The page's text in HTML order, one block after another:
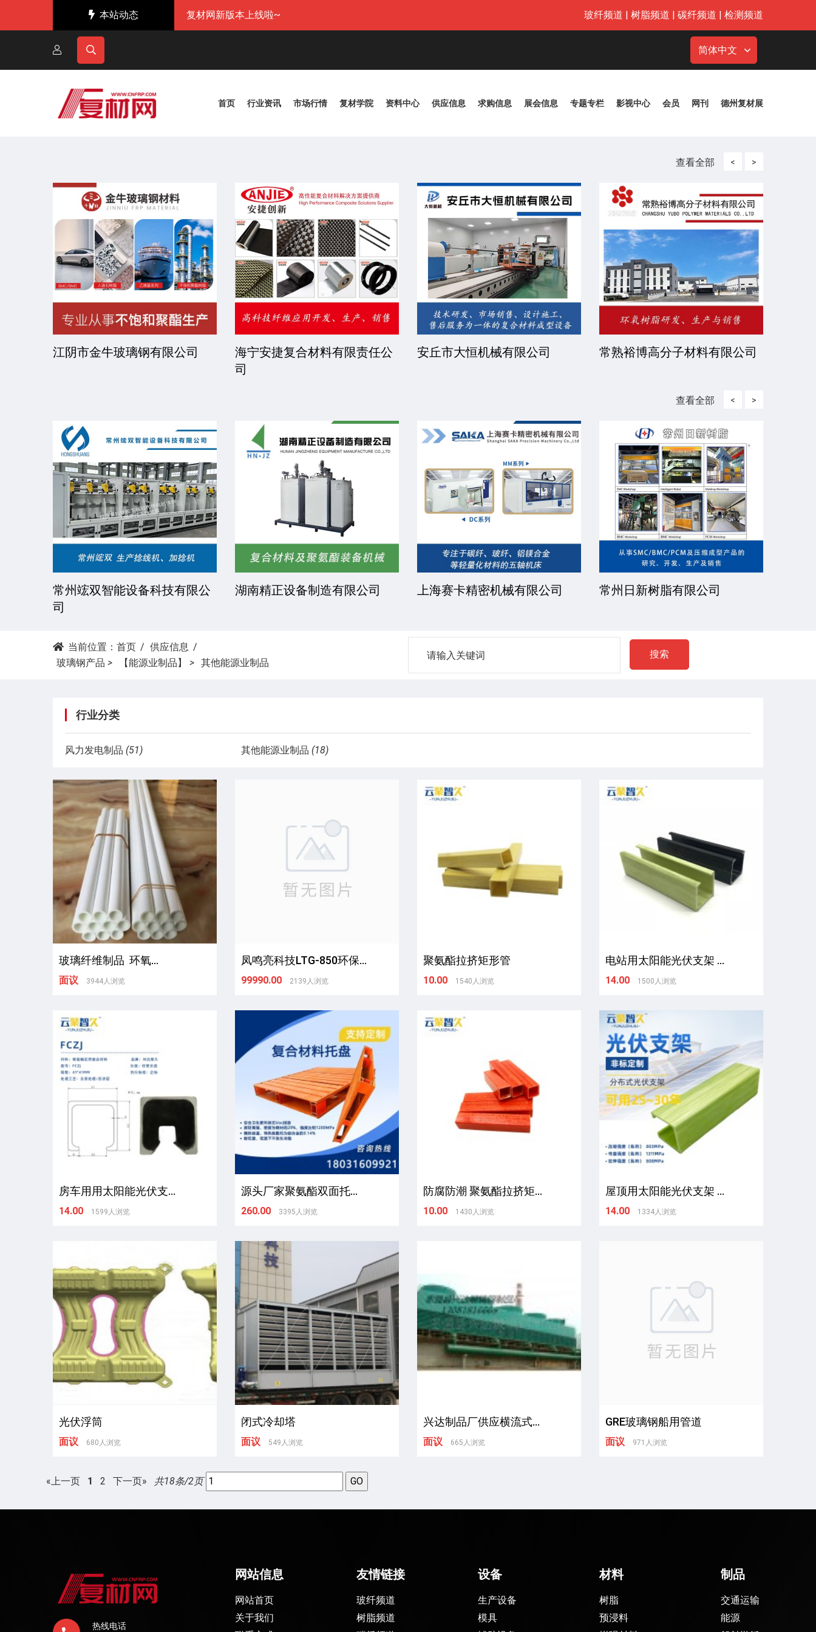
本站动态 复材网新版本上线啦~ 玻纤频道 | 树脂频道 | 碳纤频道 | 检测频道
简体中文
首页 行业资讯 市场行情 复材学院 资料中心 供应信息 求购信息 展会信息 专题专栏 影视中心 会员 网刊 德州复材展
查看全部 <
江阴市金牛玻璃钢有限公司
海宁安捷复合材料有限责任公
司
安丘市大恒机械有限公司 常熟裕博高分子材料有限公司
>
查看全部 <
常州竤双智能设备科技有限公
司
湖南精正设备制造有限公司 上海赛卡精密机械有限公司 常州日新树脂有限公司
>
当前位置： 首页
供应信息
玻璃钢产品 > 【能源业制品】 > 其他能源业制品
搜索
行业分类
风力发电制品 (51) 其他能源业制品 (18)
玻璃纤维制品 环氧...
面议 3944人浏览
凤鸣亮科技LTG-850环保...
99990.00 2139人浏览
聚氨酯拉挤矩形管
10.00 1540人浏览
电站用太阳能光伏支架 ...
14.00 1500人浏览
房车用用太阳能光伏支...
14.00 1599人浏览
源头厂家聚氨酯双面托...
260.00 3395人浏览
防腐防潮 聚氨酯拉挤矩...
10.00 1430人浏览
屋顶用太阳能光伏支架 ...
14.00 1334人浏览
光伏浮筒
面议 680人浏览
闭式冷却塔
面议 549人浏览
兴达制品厂供应横流式...
面议 665人浏览
GRE玻璃钢船用管道
面议 971人浏览
«上一页 1 2 下一页» 共18条/2页
热线电话
网站信息
网站首页
关于我们
友情链接
玻纤频道
树脂频道
设备
生产设备
模具
材料
树脂
预浸料
制品
交通运输
能源